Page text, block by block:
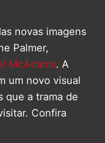
novas imagens
Palmer,
McAdams. A
um novo visual
que a trama de
Confira